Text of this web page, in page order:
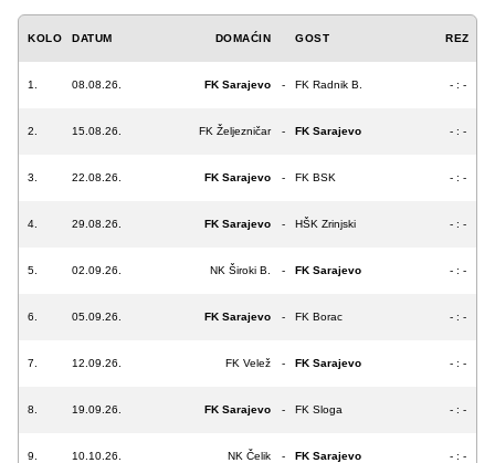
KOLO DATUM DOMAĆIN GOST REZ
1. 08.08.26. FK Sarajevo - FK Radnik B. - : -
2. 15.08.26. FK Željezničar - FK Sarajevo - : -
3. 22.08.26. FK Sarajevo - FK BSK - : -
4. 29.08.26. FK Sarajevo - HŠK Zrinjski - : -
5. 02.09.26. NK Široki B. - FK Sarajevo - : -
6. 05.09.26. FK Sarajevo - FK Borac - : -
7. 12.09.26. FK Velež - FK Sarajevo - : -
8. 19.09.26. FK Sarajevo - FK Sloga - : -
9. 10.10.26. NK Čelik - FK Sarajevo - : -